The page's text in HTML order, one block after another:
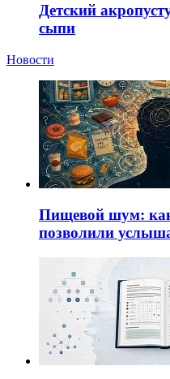
Детский
сыпи
Новости
Пищевой шум:
позволили